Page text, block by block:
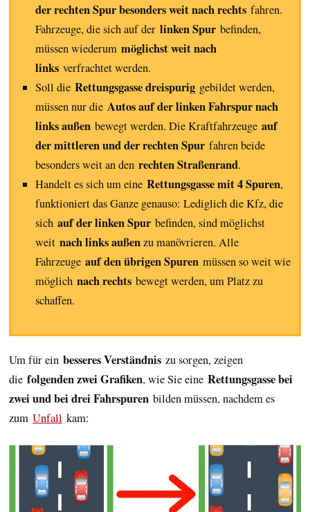
der rechten Spur besonders weit nach rechts fahren.
Fahrzeuge, die sich auf der linken Spur befinden,
müssen wiederum möglichst weit nach
links verfrachtet werden.
Soll die Rettungsgasse dreispurig gebildet werden,
müssen nur die Autos auf der linken Fahrspur nach
links außen bewegt werden. Die Kraftfahrzeuge auf
der mittleren und der rechten Spur fahren beide
besonders weit an den rechten Straßenrand.
Handelt es sich um eine Rettungsgasse mit 4 Spuren,
funktioniert das Ganze genauso: Lediglich die Kfz, die
sich auf der linken Spur befinden, sind möglichst
weit nach links außenzu manövrieren. Alle
Fahrzeuge auf den übrigen Spuren müssen so weit wie
möglich nach rechts bewegt werden, um Platz zu
schaffen.
Um für ein besseres Verständnis zu sorgen, zeigen
die folgenden zwei Grafiken, wie Sie eine Rettungsgasse bei
zwei und bei drei Fahrspuren bilden müssen, nachdem es
zum Unfall kam: